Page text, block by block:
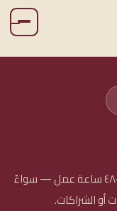
فريقنا يُجيب على استفساراتك في غضون ٢٤–٤٨ ساعة عمل — سواءٌ
أو الشراكات.